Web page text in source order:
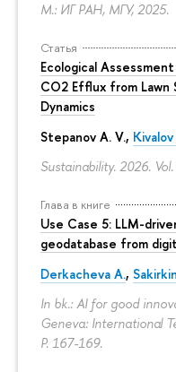
М.: ИГ РАН, МГУ, 2025.
Статья
Ecological
CO2 Efflux from Lawn
Dynamics
Stepanov A. V.,
Sustainability. 2026.
Глава в книге
Use Case 5: LLM-
geodatabase from
Derkacheva A.,
In bk.: AI for good
Geneva: International
P. 167-169.